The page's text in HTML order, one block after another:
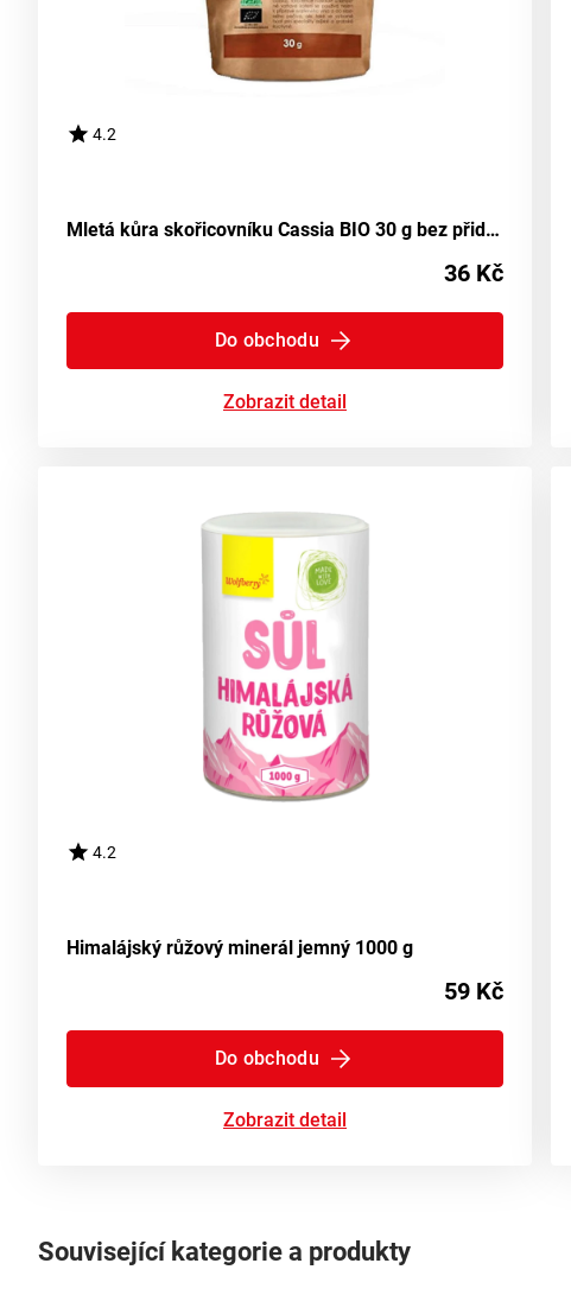
4.2
Mletá kůra skořicovníku Cassia BIO 30 g bez přidané chuti
36 Kč
Do obchodu
Zobrazit detail
4.2
Himalájský růžový minerál jemný 1000 g
59 Kč
Do obchodu
Zobrazit detail
Související kategorie a produkty